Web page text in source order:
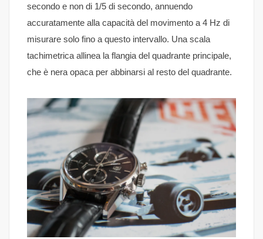
secondo e non di 1/5 di secondo, annuendo
accuratamente alla capacità del movimento a 4 Hz di
misurare solo fino a questo intervallo. Una scala
tachimetrica allinea la flangia del quadrante principale,
che è nera opaca per abbinarsi al resto del quadrante.